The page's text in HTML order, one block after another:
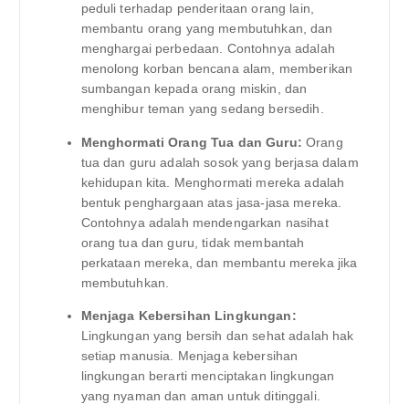
peduli terhadap penderitaan orang lain,
membantu orang yang membutuhkan, dan
menghargai perbedaan. Contohnya adalah
menolong korban bencana alam, memberikan
sumbangan kepada orang miskin, dan
menghibur teman yang sedang bersedih.
Menghormati Orang Tua dan Guru: Orang
tua dan guru adalah sosok yang berjasa dalam
kehidupan kita. Menghormati mereka adalah
bentuk penghargaan atas jasa-jasa mereka.
Contohnya adalah mendengarkan nasihat
orang tua dan guru, tidak membantah
perkataan mereka, dan membantu mereka jika
membutuhkan.
Menjaga Kebersihan Lingkungan:
Lingkungan yang bersih dan sehat adalah hak
setiap manusia. Menjaga kebersihan
lingkungan berarti menciptakan lingkungan
yang nyaman dan aman untuk ditinggali.